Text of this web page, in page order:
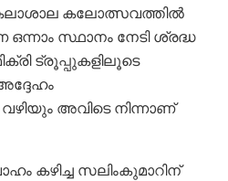
കലോത്സവത്തിൽ
സ്ഥാനം നേടി ശ്രദ്ധ
ട്രൂപ്പുകളിലൂടെ
അവിടെ നിന്നാണ്
കഴിച്ച സലിംകുമാറിന്